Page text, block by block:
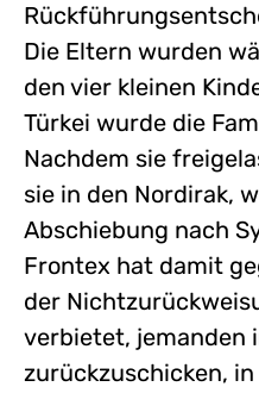
Die Eltern wurden
den vier kleinen
Türkei wurde die
Nachdem sie
sie in den Nordirak,
Abschiebung nach
Frontex hat damit
der
verbietet, jemanden
zurückzuschicken,